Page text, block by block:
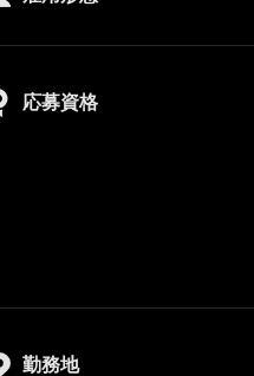
応募資格
勤務地